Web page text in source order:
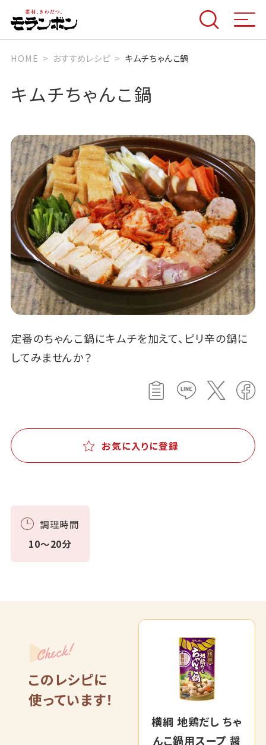
HOME おすすめレシピ キムチちゃんこ鍋
キムチちゃんこ鍋
定番のちゃんこ鍋にキムチを加えて、ピリ辛の鍋に
してみませんか？
お気に入りに登録
調理時間
10～20分
Check!
このレシピに
使っています！
横綱 地鶏だし ちゃ
んこ鍋用スープ 醤